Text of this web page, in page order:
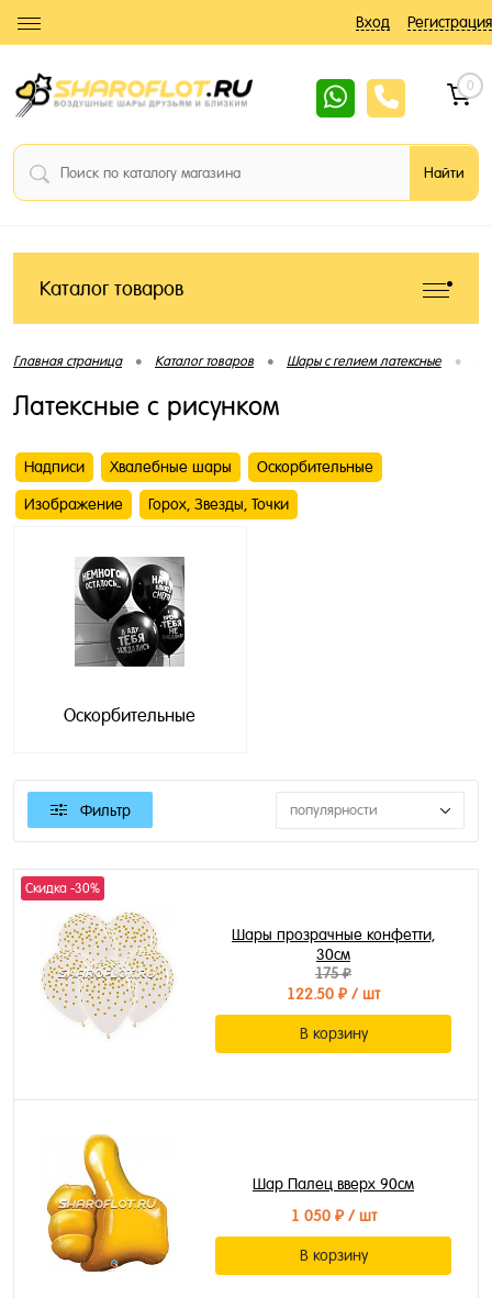
Вход Регистрация
0
Каталог товаров
Главная страница • Каталог товаров • Шары с гелием латексные •
Латексные с рисунком
Надписи Хвалебные шары Оскорбительные
Изображение Горох, Звезды, Точки
Оскорбительные
Фильтр популярности
Скидка -30%
Шары прозрачные конфетти,
30см
175 ₽
122.50 ₽/ шт
В корзину
Шар Палец вверх 90см
1 050 ₽/ шт
В корзину